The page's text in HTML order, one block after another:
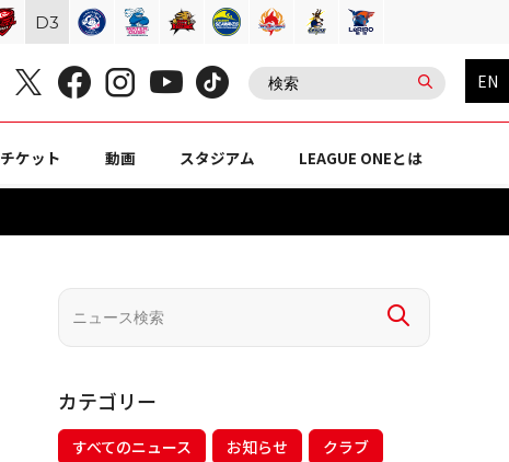
EN
チケット 動画 スタジアム LEAGUE ONEとは
カテゴリー
すべてのニュース お知らせ クラブ
D3